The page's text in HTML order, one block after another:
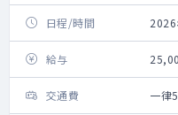
日程/時間
給与
交通費 一律